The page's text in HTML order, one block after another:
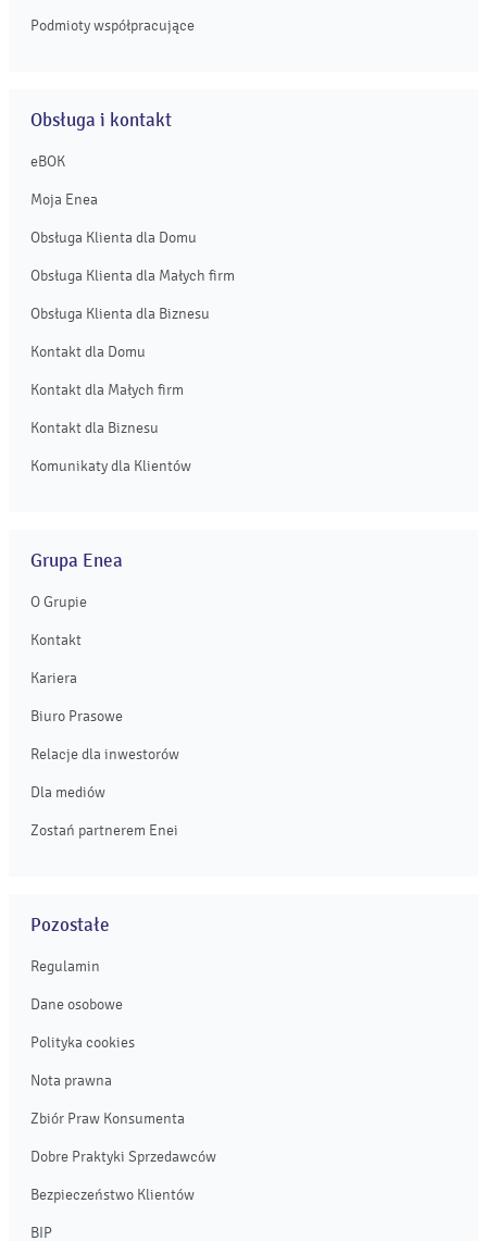
Podmioty współpracujące
Obsługa i kontakt
eBOK
Moja Enea
Obsługa Klienta dla Domu
Obsługa Klienta dla Małych firm
Obsługa Klienta dla Biznesu
Kontakt dla Domu
Kontakt dla Małych firm
Kontakt dla Biznesu
Komunikaty dla Klientów
Grupa Enea
O Grupie
Kontakt
Kariera
Biuro Prasowe
Relacje dla inwestorów
Dla mediów
Zostań partnerem Enei
Pozostałe
Regulamin
Dane osobowe
Polityka cookies
Nota prawna
Zbiór Praw Konsumenta
Dobre Praktyki Sprzedawców
Bezpieczeństwo Klientów
BIP